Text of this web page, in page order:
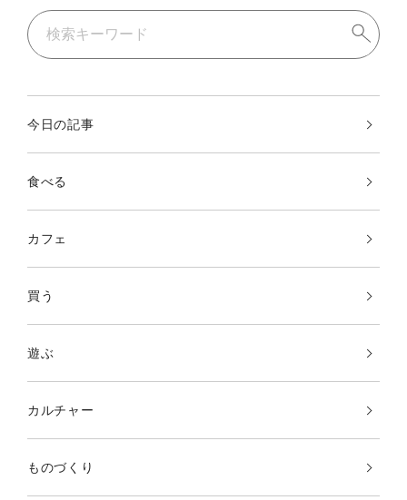
今日の記事
食べる
カフェ
買う
遊ぶ
カルチャー
ものづくり